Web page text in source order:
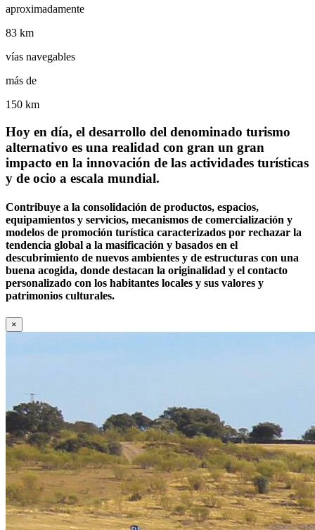
aproximadamente
83 km
vías navegables
más de
150 km
Hoy en día, el desarrollo del denominado turismo
alternativo es una realidad con gran un gran
impacto en la innovación de las actividades turísticas
y de ocio a escala mundial.
Contribuye a la consolidación de productos, espacios,
equipamientos y servicios, mecanismos de comercialización y
modelos de promoción turística caracterizados por rechazar la
tendencia global a la masificación y basados en el
descubrimiento de nuevos ambientes y de estructuras con una
buena acogida, donde destacan la originalidad y el contacto
personalizado con los habitantes locales y sus valores y
patrimonios culturales.
×